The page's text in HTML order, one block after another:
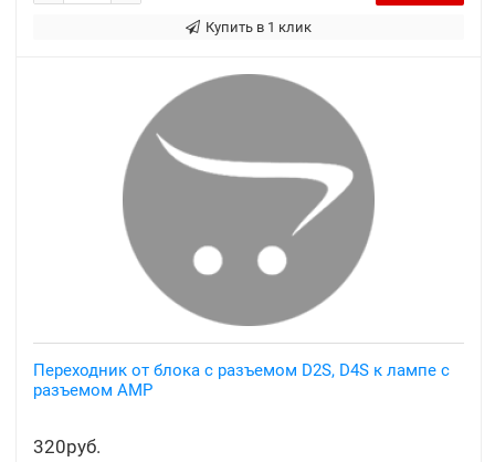
Купить в 1 клик
Переходник от блока с разъемом D2S, D4S к лампе с
разъемом AMP
320руб.